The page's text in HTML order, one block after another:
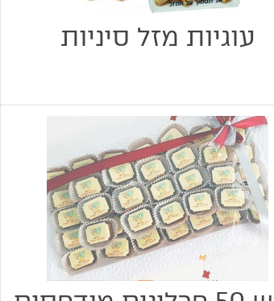
עוגיות מזל סיניות